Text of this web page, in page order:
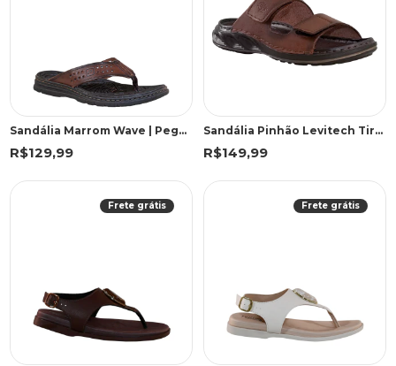
Sandália Marrom Wave | Pegada
R$129,99
Sandália Pinhão Levitech Tiras Velcro | Pegada
R$149,99
Frete grátis Frete grátis